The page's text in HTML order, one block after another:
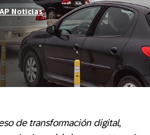
Noticias
de transformación digital,